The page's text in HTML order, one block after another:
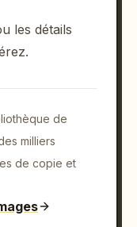
les détails
de
milliers
de copie et